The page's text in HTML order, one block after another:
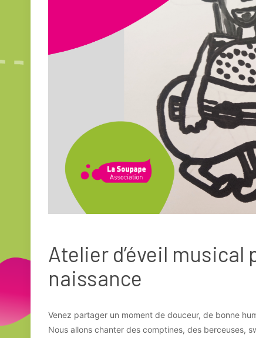
Atelier d’éveil
naissance
Venez partager un moment de douceur, de bonne
Nous allons chanter des comptines, des berceuses,